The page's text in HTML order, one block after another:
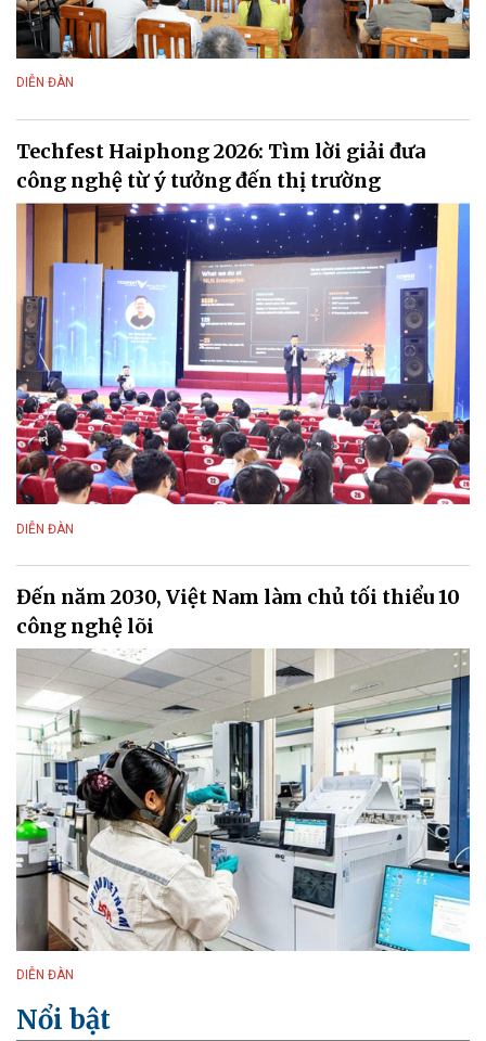
DIỄN ĐÀN
Techfest Haiphong 2026: Tìm lời giải đưa
công nghệ từ ý tưởng đến thị trường
DIỄN ĐÀN
Đến năm 2030, Việt Nam làm chủ tối thiểu 10
công nghệ lõi
DIỄN ĐÀN
Nổi bật